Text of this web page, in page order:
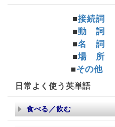
■接続詞
■動 詞
■名 詞
■場 所
■その他
日常よく使う英単語
食べる／飲む